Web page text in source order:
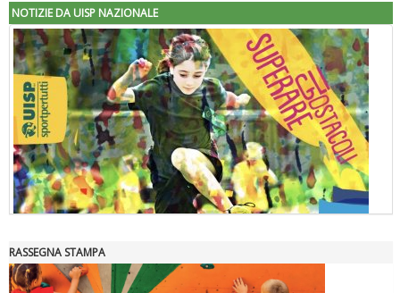
NOTIZIE DA UISP NAZIONALE
"Superare gli ostacoli": la relazione di Tiziano Pesce al CN Uisp
RASSEGNA STAMPA